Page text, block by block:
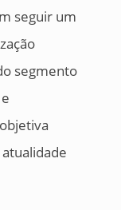
seguir um
segmento